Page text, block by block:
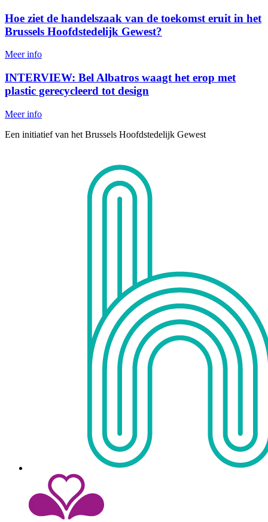
Hoe ziet de handelszaak van de toekomst eruit in het
Brussels Hoofdstedelijk Gewest?
Meer info
INTERVIEW: Bel Albatros waagt het erop met
plastic gerecycleerd tot design
Meer info
Een initiatief van het Brussels Hoofdstedelijk Gewest